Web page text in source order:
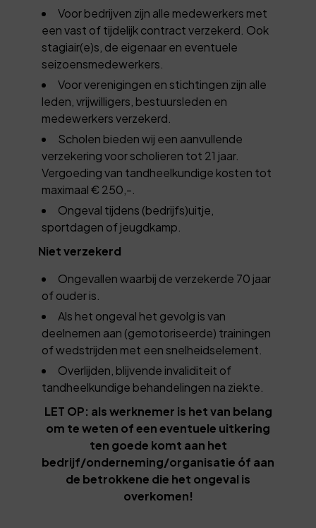
Voor bedrijven zijn alle medewerkers met
een vast of tijdelijk contract verzekerd. Ook
stagiair(e)s, de eigenaar en eventuele
seizoensmedewerkers.
Voor verenigingen en stichtingen zijn alle
leden, vrijwilligers, bestuursleden en
medewerkers verzekerd.
Scholen bieden wij een aanvullende
verzekering voor scholieren tot 21 jaar.
Vergoeding van tandheelkundige kosten tot
maximaal € 250,-.
Ongeval tijdens (bedrijfs)uitje,
sportdagen of jeugdkamp.
Niet verzekerd
Ongevallen waarbij de verzekerde 70 jaar
of ouder is.
Als het ongeval het gevolg is van
deelnemen aan (gemotoriseerde) trainingen
of wedstrijden met een snelheidselement.
Overlijden, blijvende invaliditeit of
tandheelkundige behandelingen na ziekte.
LET OP: als werknemer is het van belang
om te weten of een eventuele uitkering
ten goede komt aan het
bedrijf/onderneming/organisatie óf aan
de betrokkene die het ongeval is
overkomen!